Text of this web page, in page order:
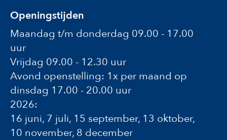
Openingstijden
Maandag t/m donderdag 09.00 - 17.00
uur
Vrijdag 09.00 - 12.30 uur
Avond openstelling: 1x per maand op
dinsdag 17.00 - 20.00 uur
2026:
16 juni, 7 juli, 15 september, 13 oktober,
10 november, 8 december